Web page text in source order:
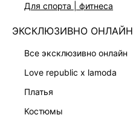
для спорта | фитнеса
ЭКСКЛЮЗИВНО ОНЛАЙН
все эксклюзивно онлайн
love republic x lamoda
платья
костюмы
Скачать
в AppStore
КАТАЛОГ